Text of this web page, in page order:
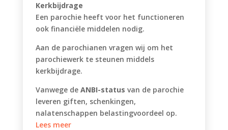
Kerkbijdrage
Een parochie heeft voor het functioneren
ook financiële middelen nodig.
Aan de parochianen vragen wij om het
parochiewerk te steunen middels
kerkbijdrage.
Vanwege de ANBI-status van de parochie
leveren giften, schenkingen,
nalatenschappen belastingvoordeel op.
Lees meer